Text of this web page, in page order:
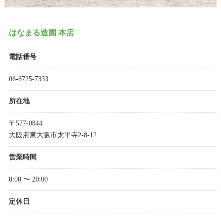
はなまる造園 本店
電話番号
06-6725-7333
所在地
〒577-0844
大阪府東大阪市太平寺2-8-12
営業時間
8:00 〜 20:00
定休日